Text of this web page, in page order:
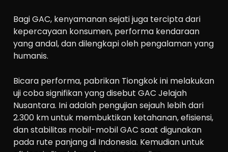
Bagi GAC, kenyamanan sejati juga tercipta dari
kepercayaan konsumen, performa kendaraan
yang andal, dan dilengkapi oleh pengalaman yang
humanis.
Bicara performa, pabrikan Tiongkok ini melakukan
uji coba signifikan yang disebut GAC Jelajah
Nusantara. Ini adalah pengujian sejauh lebih dari
2.300 km untuk membuktikan ketahanan, efisiensi,
dan stabilitas mobil-mobil GAC saat digunakan
pada rute panjang di Indonesia. Kemudian untuk